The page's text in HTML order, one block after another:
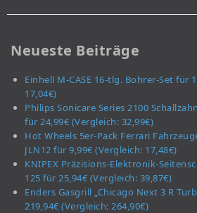
Neueste Beiträge
Einhell M-CASE 16-tlg. Bohrer-Set für
17,04€)
Philips Sonicare Series 2100
für 24,99€ (Vergleich: 32,99€)
Hot Wheels 5er-Pack Ferrari
JLN12 für 9,99€ (Vergleich: 17,48€)
KNIPEX Präzisions-Elektronik-
125 für 25,94€ (Vergleich: 39,87€)
Enders Gasgrill „Chicago Next 3 R
219,94€ (Vergleich: 264,90€)